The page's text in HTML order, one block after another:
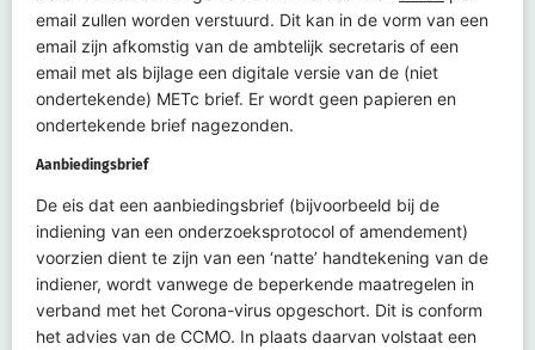
email zullen worden verstuurd. Dit kan in de vorm van een
email zijn afkomstig van de ambtelijk secretaris of een
email met als bijlage een digitale versie van de (niet
ondertekende) METc brief. Er wordt geen papieren en
ondertekende brief nagezonden.
Aanbiedingsbrief
De eis dat een aanbiedingsbrief (bijvoorbeeld bij de
indiening van een onderzoeksprotocol of amendement)
voorzien dient te zijn van een ‘natte’ handtekening van de
indiener, wordt vanwege de beperkende maatregelen in
verband met het Corona-virus opgeschort. Dit is conform
het advies van de CCMO. In plaats daarvan volstaat een